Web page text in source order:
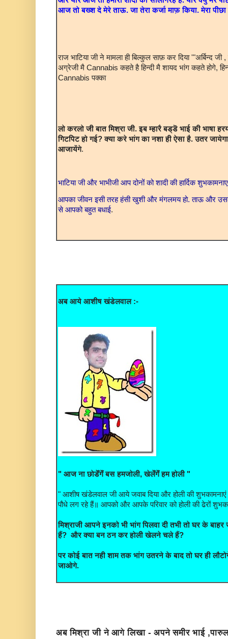
आज तो बख्श दे मेरे ताऊ. जा तेरा कर्जा माफ़ किया. मेरा पीछा
राज भाटिया जी ने मामला ही बिल्कुल साफ़ कर दिया '"अर्बिन्द
अग्रेजी मै Cannabis कहते है हिन्दी मै शायद भांग कहते होगे,
Cannabis पक्का
लो करलो जी बात मिश्रा जी. इब म्हारै बड्डॆ भाई की भाषा
गिटपिट हो गई? क्या करे भांग का नशा ही ऐसा है. उतर
आजायेंगे.
भाटिया जी और भाभीजी आप दोनों को शादी की हार्दिक
आपका जीवन इसी तरह हंसी खुशी और मंगलमय हो. ताऊ और
से आपको बहुत बधाई.
अब आये आशीष खंडेलवाल :-
" आज ना छोडेँगेँ बस हमजोली, खेलेँगेँ हम होली "
" आशीष खंडेलवाल जी आये जवाब दिया और होली की शुभकामनाएं
पौधे लग रहे हैं॥ आपको और आपके परिवार को होली की ढेरों
मिश्राजी आपने इनको भी भांग पिलवा दी तभी तो घर के
हैं? और क्या बन ठन कर होली खेलने चले हैं?
पर कोई बात नही शाम तक भांग उतरने के बाद तो घर ही
जाओगे.
अब मिश्रा जी ने आगे लिखा - अपने समीर भाई